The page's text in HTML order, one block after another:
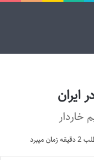
ایران
خاردار
میبرد